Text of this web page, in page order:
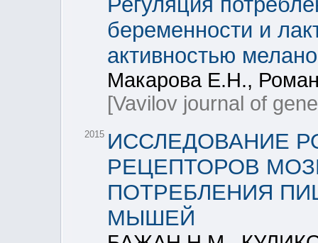
беременности и
активностью
Макарова Е.Н.,
[Vavilov journal of
2015 ИССЛЕДОВАНИЕ
РЕЦЕПТОРОВ
ПОТРЕБЛЕНИЯ
МЫШЕЙ